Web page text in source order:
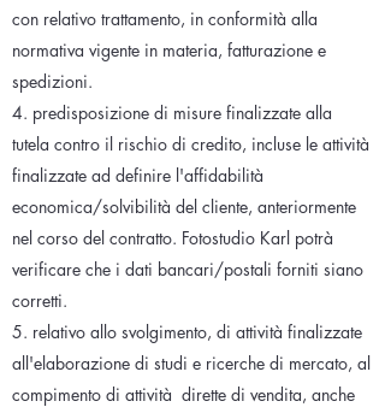
con relativo trattamento, in conformità alla
normativa vigente in materia, fatturazione e
spedizioni.
4. predisposizione di misure finalizzate alla
tutela contro il rischio di credito, incluse le attività
finalizzate ad definire l'affidabilità
economica/solvibilità del cliente, anteriormente
nel corso del contratto. Fotostudio Karl potrà
verificare che i dati bancari/postali forniti siano
corretti.
5. relativo allo svolgimento, di attività finalizzate
all'elaborazione di studi e ricerche di mercato, al
compimento di attività dirette di vendita, anche